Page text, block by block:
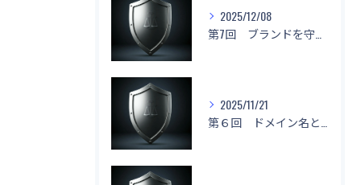
2025/12/08
2025/11/21